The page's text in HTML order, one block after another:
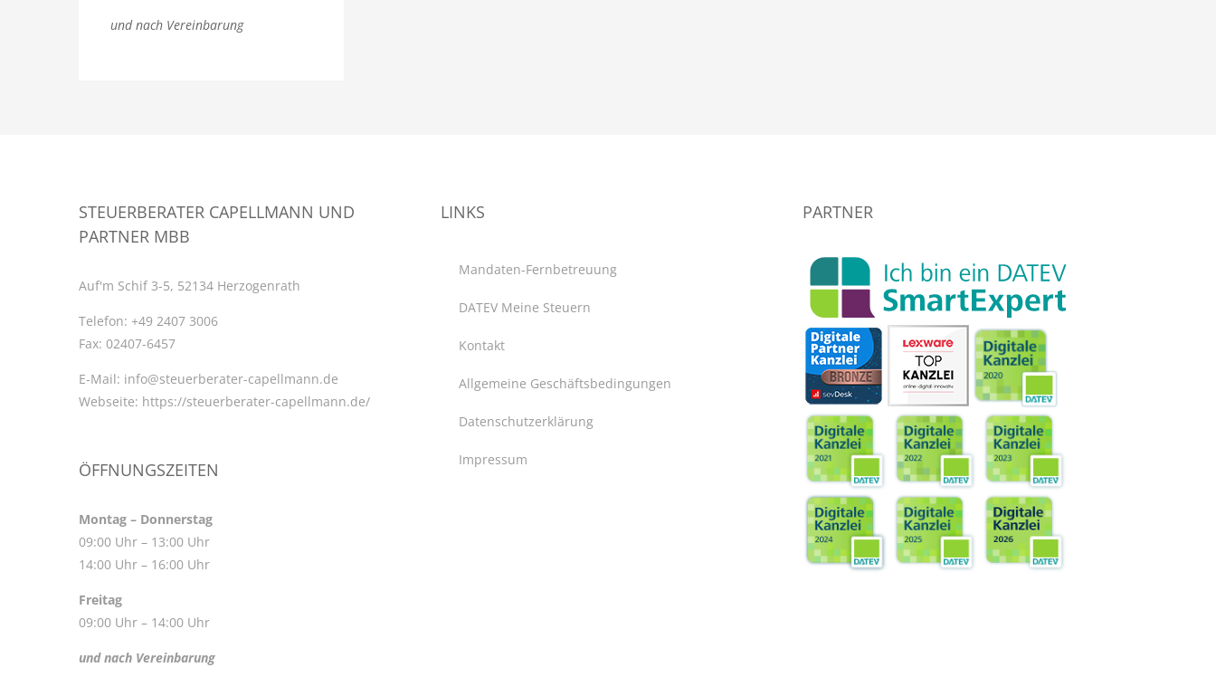
und nach Vereinbarung
STEUERBERATER CAPELLMANN UND
PARTNER MBB
Auf'm Schif 3-5, 52134 Herzogenrath
Telefon: +49 2407 3006
Fax: 02407-6457
E-Mail: info@steuerberater-capellmann.de
Webseite: https://steuerberater-capellmann.de/
ÖFFNUNGSZEITEN
Montag – Donnerstag
09:00 Uhr – 13:00 Uhr
14:00 Uhr – 16:00 Uhr
Freitag
09:00 Uhr – 14:00 Uhr
und nach Vereinbarung
LINKS
Mandaten-Fernbetreuung
DATEV Meine Steuern
Kontakt
Allgemeine Geschäftsbedingungen
Datenschutzerklärung
Impressum
PARTNER